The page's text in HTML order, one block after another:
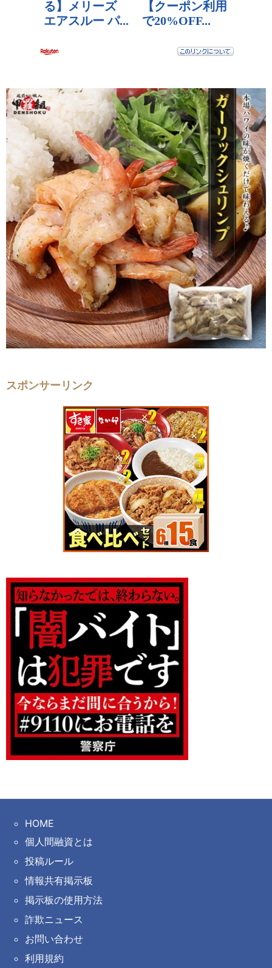
スポンサーリンク
HOME
個人間融資とは
投稿ルール
情報共有掲示板
掲示板の使用方法
詐欺ニュース
お問い合わせ
利用規約